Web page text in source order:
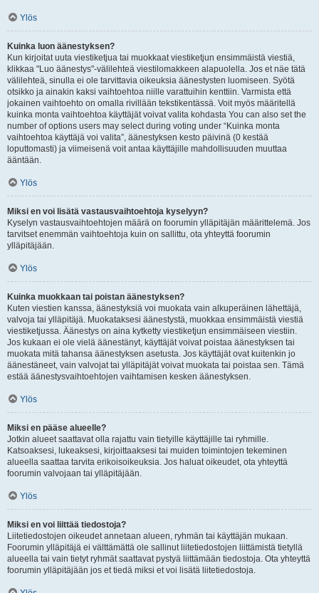
Ylös
Kuinka luon äänestyksen?
Kun kirjoitat uuta viestiketjua tai muokkaat viestiketjun ensimmäistä viestiä,
klikkaa "Luo äänestys"-välilehteä viestilomakkeen alapuolella. Jos et näe tätä
välilehteä, sinulla ei ole tarvittavia oikeuksia äänestysten luomiseen. Syötä
otsikko ja ainakin kaksi vaihtoehtoa niille varattuihin kenttiin. Varmista että
jokainen vaihtoehto on omalla rivillään tekstikentässä. Voit myös määritellä
kuinka monta vaihtoehtoa käyttäjät voivat valita kohdasta You can also set the
number of options users may select during voting under “Kuinka monta
vaihtoehtoa käyttäjä voi valita”, äänestyksen kesto päivinä (0 kestää
loputtomasti) ja viimeisenä voit antaa käyttäjille mahdollisuuden muuttaa
ääntään.
Ylös
Miksi en voi lisätä vastausvaihtoehtoja kyselyyn?
Kyselyn vastausvaihtoehtojen määrä on foorumin ylläpitäjän määrittelemä. Jos
tarvitset enemmän vaihtoehtoja kuin on sallittu, ota yhteyttä foorumin
ylläpitäjään.
Ylös
Kuinka muokkaan tai poistan äänestyksen?
Kuten viestien kanssa, äänestyksiä voi muokata vain alkuperäinen lähettäjä,
valvoja tai ylläpitäjä. Muokataksesi äänestystä, muokkaa ensimmäistä viestiä
viestiketjussa. Äänestys on aina kytketty viestiketjun ensimmäiseen viestiin.
Jos kukaan ei ole vielä äänestänyt, käyttäjät voivat poistaa äänestyksen tai
muokata mitä tahansa äänestyksen asetusta. Jos käyttäjät ovat kuitenkin jo
äänestäneet, vain valvojat tai ylläpitäjät voivat muokata tai poistaa sen. Tämä
estää äänestysvaihtoehtojen vaihtamisen kesken äänestyksen.
Ylös
Miksi en pääse alueelle?
Jotkin alueet saattavat olla rajattu vain tietyille käyttäjille tai ryhmille.
Katsoaksesi, lukeaksesi, kirjoittaaksesi tai muiden toimintojen tekeminen
alueella saattaa tarvita erikoisoikeuksia. Jos haluat oikeudet, ota yhteyttä
foorumin valvojaan tai ylläpitäjään.
Ylös
Miksi en voi liittää tiedostoja?
Liitetiedostojen oikeudet annetaan alueen, ryhmän tai käyttäjän mukaan.
Foorumin ylläpitäjä ei välttämättä ole sallinut liitetiedostojen liittämistä tietyllä
alueella tai vain tietyt ryhmät saattavat pystyä liittämään tiedostoja. Ota yhteyttä
foorumin ylläpitäjään jos et tiedä miksi et voi lisätä liitetiedostoja.